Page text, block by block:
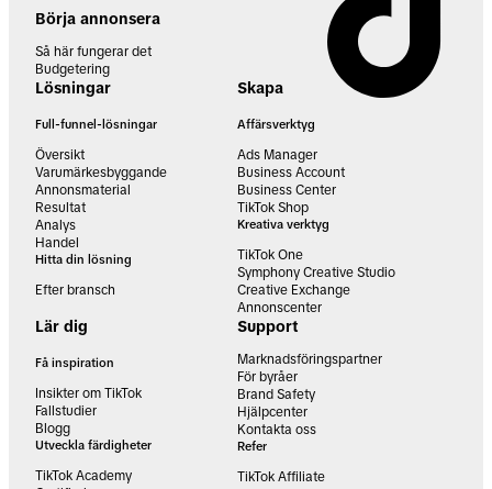
Börja annonsera
Så här fungerar det
Budgetering
Lösningar
Full-funnel-lösningar
Översikt
Varumärkesbyggande
Annonsmaterial
Resultat
Analys
Handel
Hitta din lösning
Efter bransch
Skapa
Affärsverktyg
Ads Manager
Business Account
Business Center
TikTok Shop
Kreativa verktyg
TikTok One
Symphony Creative Studio
Creative Exchange
Annonscenter
Lär dig
Få inspiration
Insikter om TikTok
Fallstudier
Blogg
Utveckla färdigheter
TikTok Academy
Support
Marknadsföringspartner
För byråer
Brand Safety
Hjälpcenter
Kontakta oss
Refer
TikTok Affiliate